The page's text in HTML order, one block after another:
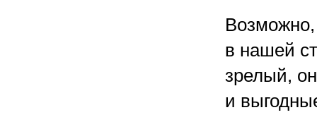
в нашей
зрелый,
и